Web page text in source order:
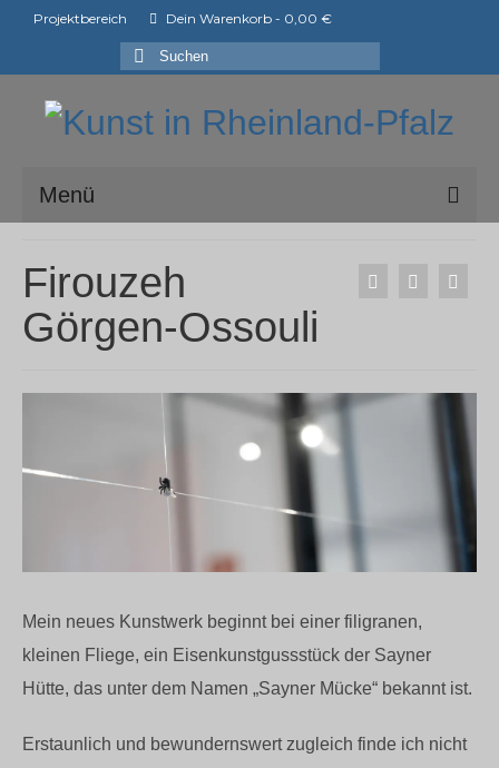
Projektbereich Dein Warenkorb - 0,00 €
Suchen
Menü
Mitglieder der ark e.V.
Shop
Ausstellungen
Blog
Firouzeh
Görgen-Ossouli
Mein neues Kunstwerk beginnt bei einer filigranen,
kleinen Fliege, ein Eisenkunstgussstück der Sayner
Hütte, das unter dem Namen „Sayner Mücke“ bekannt ist.
Erstaunlich und bewundernswert zugleich finde ich nicht